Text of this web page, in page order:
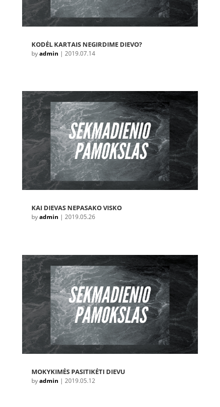
KODĖL KARTAIS NEGIRDIME DIEVO?
byadmin | 2019.07.14
KAI DIEVAS NEPASAKO VISKO
byadmin | 2019.05.26
MOKYKIMĖS PASITIKĖTI DIEVU
byadmin | 2019.05.12